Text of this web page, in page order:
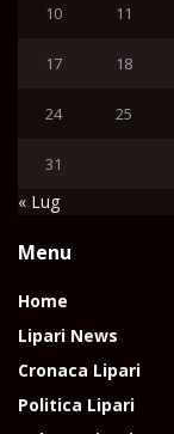
10 11
17 18
24 25
31
« Lug
Menu
Home
Lipari News
Cronaca Lipari
Politica Lipari